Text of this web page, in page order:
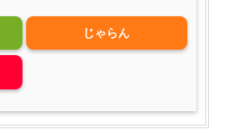
じゃらん